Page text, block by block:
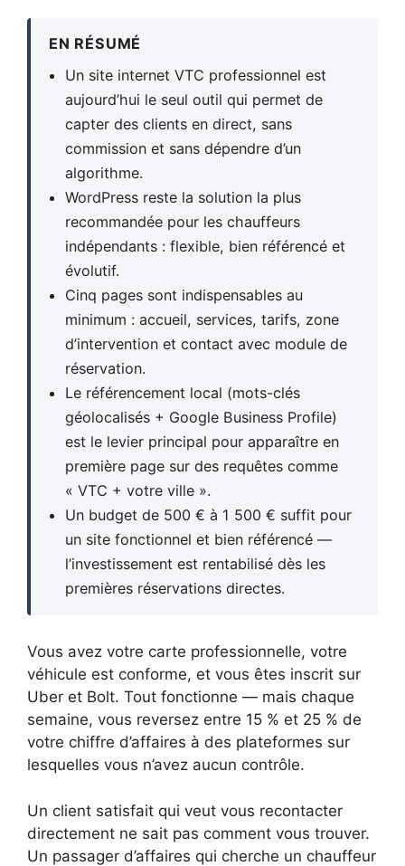
EN RÉSUMÉ
Un site internet VTC professionnel est
aujourd’hui le seul outil qui permet de
capter des clients en direct, sans
commission et sans dépendre d’un
algorithme.
WordPress reste la solution la plus
recommandée pour les chauffeurs
indépendants : flexible, bien référencé et
évolutif.
Cinq pages sont indispensables au
minimum : accueil, services, tarifs, zone
d’intervention et contact avec module de
réservation.
Le référencement local (mots-clés
géolocalisés + Google Business Profile)
est le levier principal pour apparaître en
première page sur des requêtes comme
« VTC + votre ville ».
Un budget de 500 € à 1 500 € suffit pour
un site fonctionnel et bien référencé —
l’investissement est rentabilisé dès les
premières réservations directes.
Vous avez votre carte professionnelle, votre
véhicule est conforme, et vous êtes inscrit sur
Uber et Bolt. Tout fonctionne — mais chaque
semaine, vous reversez entre 15 % et 25 % de
votre chiffre d’affaires à des plateformes sur
lesquelles vous n’avez aucun contrôle.
Un client satisfait qui veut vous recontacter
directement ne sait pas comment vous trouver.
Un passager d’affaires qui cherche un chauffeur